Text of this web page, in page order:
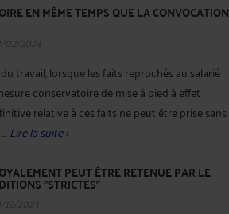
EN MÊME TEMPS QUE LA CONVOCATION
2024
travail, lorsque les faits reprochés au salarié
conservatoire de mise à pied à effet
relative à ces faits ne peut être prise sans
Lire la suite >
PEUT ÊTRE RETENUE PAR LE
"STRICTES"
2023